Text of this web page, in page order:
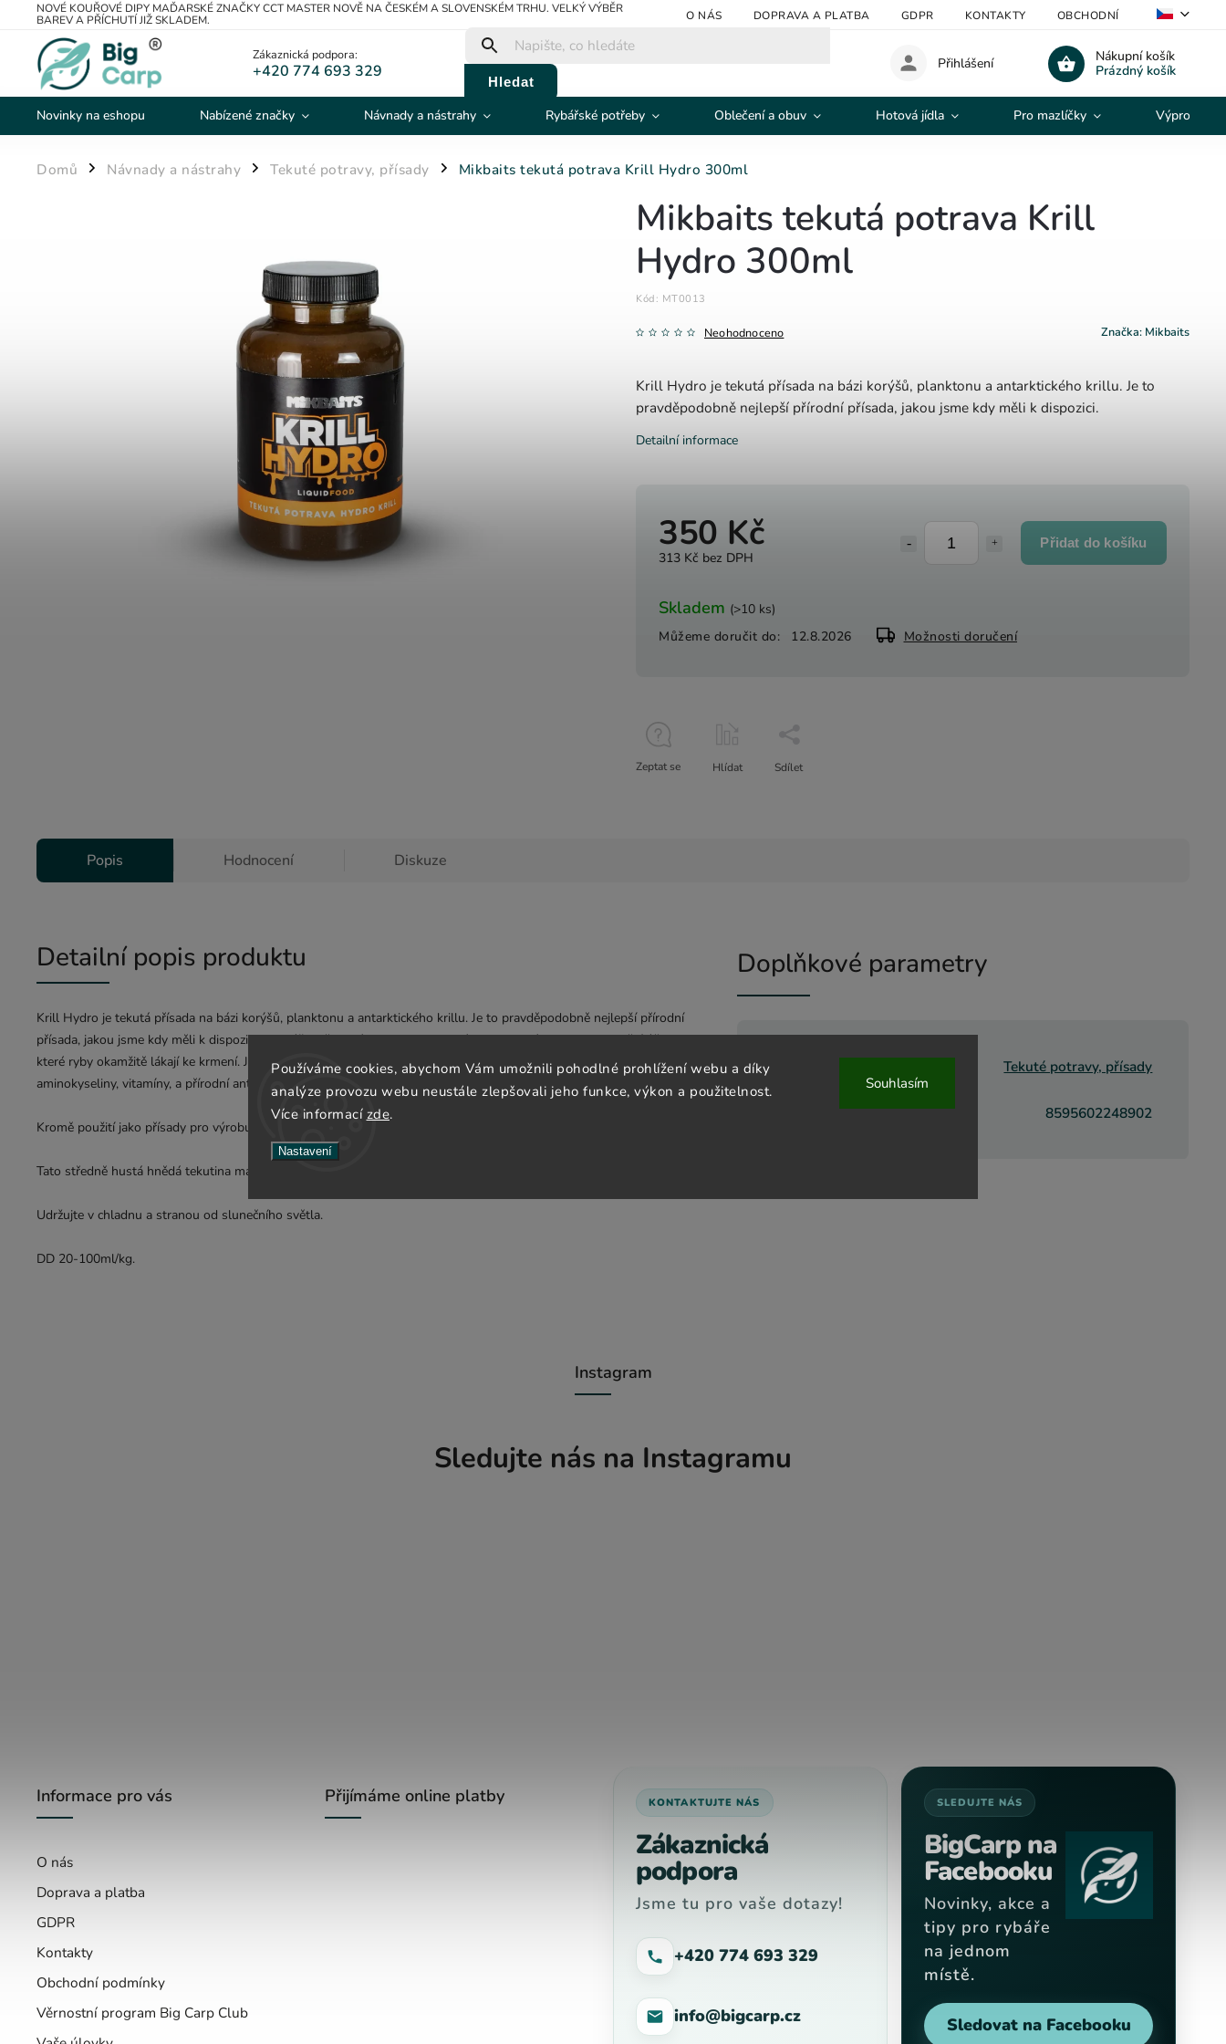
Používáme cookies, abychom Vám umožnili pohodlné prohlížení webu a díky
analýze provozu webu neustále zlepšovali jeho funkce, výkon a použitelnost.
Více informací zde.
Nastavení
Souhlasím
NOVÉ KOUŘOVÉ DIPY MAĎARSKÉ ZNAČKY CCT MASTER NOVĚ NA ČESKÉM A SLOVENSKÉM TRHU. VELKÝ VÝBĚR
BAREV A PŘÍCHUTÍ JIŽ SKLADEM.
O NÁS DOPRAVA A PLATBA GDPR KONTAKTY OBCHODNÍ PODMÍNKY
Zákaznická podpora:
+420 774 693 329
Hledat
Nákupní košík
Prázdný košík
Přihlášení
Novinky na eshopu Nabízené značky Návnady a nástrahy Rybářské potřeby Oblečení a obuv Hotová jídla Pro mazlíčky Výprodej
Domů / Návnady a nástrahy / Tekuté potravy, přísady / Mikbaits tekutá potrava Krill Hydro 300ml
350 Kč
313 Kč bez DPH
Přidat do košíku
Skladem (>10 ks)
Můžeme doručit do:
12.8.2026 Možnosti doručení
Mikbaits tekutá potrava Krill
Hydro 300ml
Kód: MT0013
Neohodnoceno Značka: Mikbaits
Krill Hydro je tekutá přísada na bázi korýšů, planktonu a antarktického krillu. Je to
pravděpodobně nejlepší přírodní přísada, jakou jsme kdy měli k dispozici.
Detailní informace
Zeptat se Hlídat Sdílet
Popis Hodnocení Diskuze
Detailní popis produktu
Krill Hydro je tekutá přísada na bázi korýšů, planktonu a antarktického krillu. Je to pravděpodobně nejlepší přírodní
přísada, jakou jsme kdy měli k dispozici. Tato úžasně slaná, vysoce rozpustná tekutina má vysoce stimulační účinky,
které ryby okamžitě lákají ke krmení. Je velmi bohatá na ve vodě rozpustné omega-3 mastné kyseliny, bílkoviny,
aminokyseliny, vitamíny, a přírodní antioxidanty.
Kromě použití jako přísady pro výrobu bolie je vynikající k vrchnímu obalení už hotových nástrah a návnad.
Tato středně hustá hnědá tekutina má mírně kyselé pH. PVA friendly.
Udržujte v chladnu a stranou od slunečního světla.
DD 20-100ml/kg.
Doplňkové parametry
Tekuté potravy, přísady
8595602248902
Instagram
Sledujte nás na Instagramu
Informace pro vás
O nás
Doprava a platba
GDPR
Kontakty
Obchodní podmínky
Věrnostní program Big Carp Club
Přijímáme online platby KONTAKTUJTE NÁS
Zákaznická
podpora
Jsme tu pro vaše dotazy!
+420 774 693 329
info@bigcarp.cz
SLEDUJTE NÁS
BigCarp na
Facebooku
Novinky, akce a
tipy pro rybáře
na jednom
místě.
Sledovat na Facebooku